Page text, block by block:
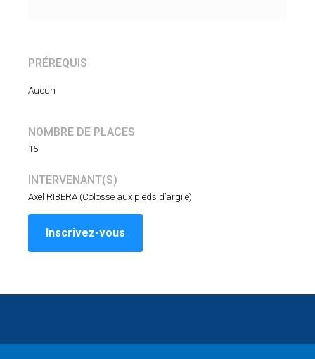
PRÉREQUIS
Aucun
NOMBRE DE PLACES
15
INTERVENANT(S)
Axel RIBERA (Colosse aux pieds d’argile)
Inscrivez-vous